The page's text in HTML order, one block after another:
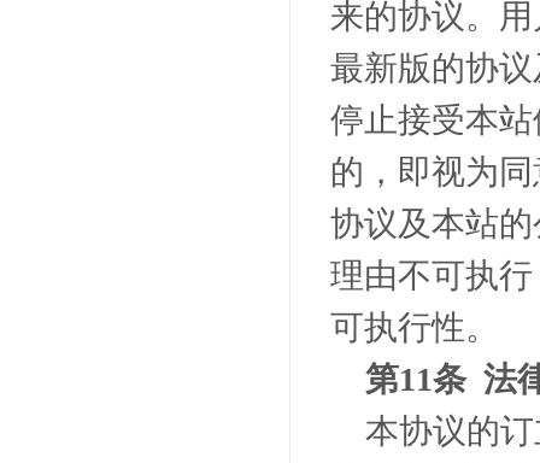
来的协议。
最新版的协
停止接受本
的，即视为
协议及本站
理由不可执
可执行性。
第11条 法
本协议的